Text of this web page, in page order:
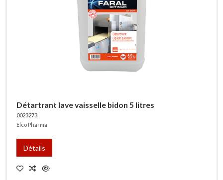
Détartrant lave vaisselle bidon 5 litres
0023273
Elco Pharma
Détails